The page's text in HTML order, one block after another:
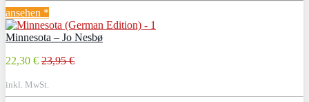
ansehen *
Minnesota – Jo Nesbø
22,30 € 23,95 €
inkl. MwSt.